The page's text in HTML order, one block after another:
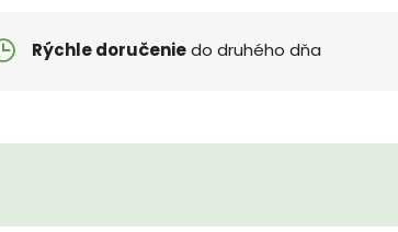
Rýchle doručeniedo druhého dňa